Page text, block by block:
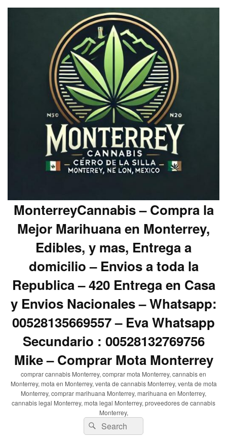
MonterreyCannabis – Compra la
Mejor Marihuana en Monterrey,
Edibles, y mas, Entrega a
domicilio – Envios a toda la
Republica – 420 Entrega en Casa
y Envios Nacionales – Whatsapp:
00528135669557 – Eva Whatsapp
Secundario : 00528132769756
Mike – Comprar Mota Monterrey
comprar cannabis Monterrey, comprar mota Monterrey, cannabis en
Monterrey, mota en Monterrey, venta de cannabis Monterrey, venta de mota
Monterrey, comprar marihuana Monterrey, marihuana en Monterrey,
cannabis legal Monterrey, mota legal Monterrey, proveedores de cannabis
Monterrey,
Search
for:
Search